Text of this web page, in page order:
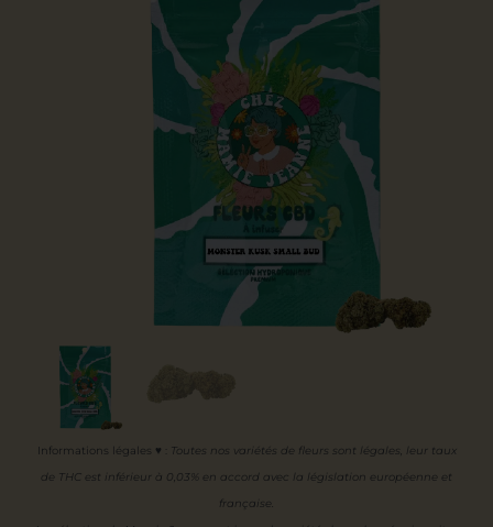
Informations légales ♥ Toutes nos variétés de fleurs sont légales, leur taux
de THC est inférieur à 0,03% en accord avec la législation européenne et
française.